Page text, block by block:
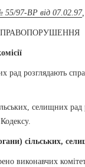
55/97-ВР від 07.02.97
ПРАВОПОРУШЕННЯ
рад розглядають
селищних рад
сільських,
виконавчих